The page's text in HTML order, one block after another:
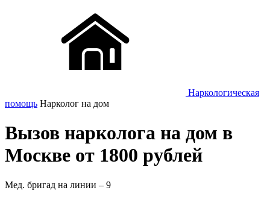
Наркологическая
помощь Нарколог на дом
Вызов нарколога на дом в
Москве от 1800 рублей
Мед. бригад на линии – 9